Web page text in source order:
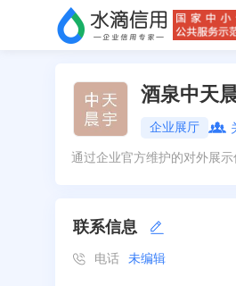
酒泉中天
企业展厅
通过企业官方维护的对外展
联系信息
电话 未编辑